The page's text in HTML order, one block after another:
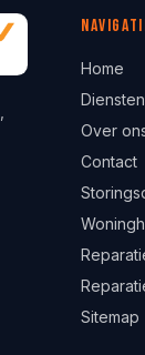
Home
Diensten
Over
Contact
Sitemap